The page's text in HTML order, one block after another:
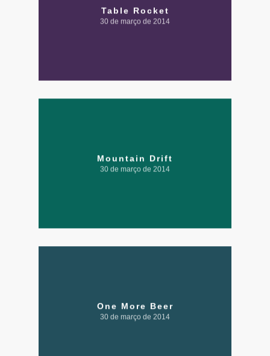
Table Rocket
30 de março de 2014
Mountain Drift
30 de março de 2014
One More Beer
30 de março de 2014